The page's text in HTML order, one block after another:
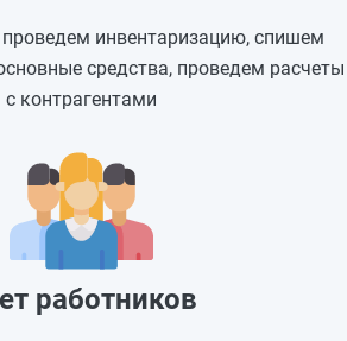
инвентаризацию, спишем
средства, проведем расчеты
с контрагентами
работников